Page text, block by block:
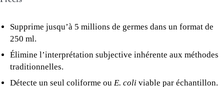
Supprime jusqu’à 5 millions de germes dans un format de
250 ml.
Élimine l’interprétation subjective inhérente aux méthodes
traditionnelles.
Détecte un seul coliforme ou E. coli viable par échantillon.